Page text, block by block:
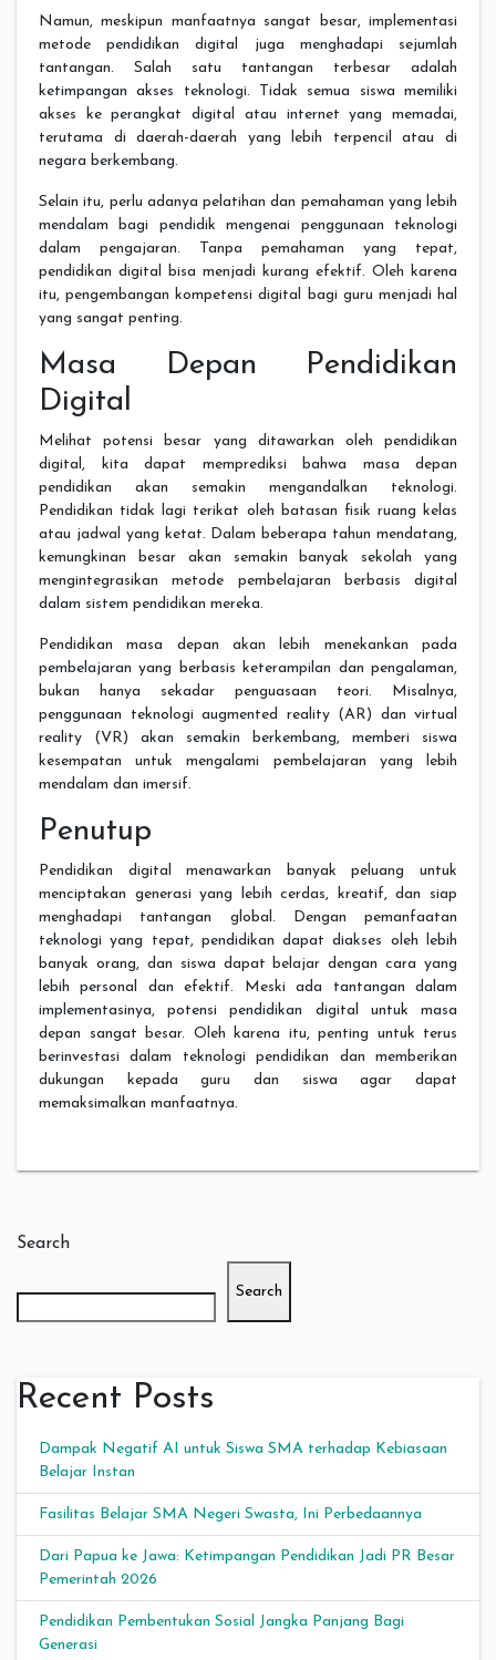
Namun, meskipun manfaatnya sangat besar, implementasi
metode pendidikan digital juga menghadapi sejumlah
tantangan. Salah satu tantangan terbesar adalah
ketimpangan akses teknologi. Tidak semua siswa memiliki
akses ke perangkat digital atau internet yang memadai,
terutama di daerah-daerah yang lebih terpencil atau di
negara berkembang.
Selain itu, perlu adanya pelatihan dan pemahaman yang lebih
mendalam bagi pendidik mengenai penggunaan teknologi
dalam pengajaran. Tanpa pemahaman yang tepat,
pendidikan digital bisa menjadi kurang efektif. Oleh karena
itu, pengembangan kompetensi digital bagi guru menjadi hal
yang sangat penting.
Masa Depan Pendidikan
Digital
Melihat potensi besar yang ditawarkan oleh pendidikan
digital, kita dapat memprediksi bahwa masa depan
pendidikan akan semakin mengandalkan teknologi.
Pendidikan tidak lagi terikat oleh batasan fisik ruang kelas
atau jadwal yang ketat. Dalam beberapa tahun mendatang,
kemungkinan besar akan semakin banyak sekolah yang
mengintegrasikan metode pembelajaran berbasis digital
dalam sistem pendidikan mereka.
Pendidikan masa depan akan lebih menekankan pada
pembelajaran yang berbasis keterampilan dan pengalaman,
bukan hanya sekadar penguasaan teori. Misalnya,
penggunaan teknologi augmented reality (AR) dan virtual
reality (VR) akan semakin berkembang, memberi siswa
kesempatan untuk mengalami pembelajaran yang lebih
mendalam dan imersif.
Penutup
Pendidikan digital menawarkan banyak peluang untuk
menciptakan generasi yang lebih cerdas, kreatif, dan siap
menghadapi tantangan global. Dengan pemanfaatan
teknologi yang tepat, pendidikan dapat diakses oleh lebih
banyak orang, dan siswa dapat belajar dengan cara yang
lebih personal dan efektif. Meski ada tantangan dalam
implementasinya, potensi pendidikan digital untuk masa
depan sangat besar. Oleh karena itu, penting untuk terus
berinvestasi dalam teknologi pendidikan dan memberikan
dukungan kepada guru dan siswa agar dapat
memaksimalkan manfaatnya.
Search
Search
Recent Posts
Dampak Negatif AI untuk Siswa SMA terhadap Kebiasaan
Belajar Instan
Fasilitas Belajar SMA Negeri Swasta, Ini Perbedaannya
Dari Papua ke Jawa: Ketimpangan Pendidikan Jadi PR Besar
Pemerintah 2026
Pendidikan Pembentukan Sosial Jangka Panjang Bagi
Generasi